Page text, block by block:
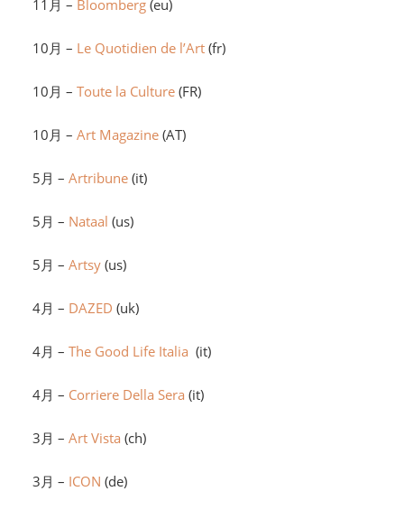
11月 – Bloomberg(eu)
10月 – Le Quotidien de l’Art(fr)
10月 – Toute la Culture(FR)
10月 – Art Magazine(AT)
5月 – Artribune(it)
5月 – Nataal (us)
5月 – Artsy(us)
4月 – DAZED (uk)
4月 – The Good Life Italia (it)
4月 – Corriere Della Sera (it)
3月 – Art Vista (ch)
3月 – ICON (de)